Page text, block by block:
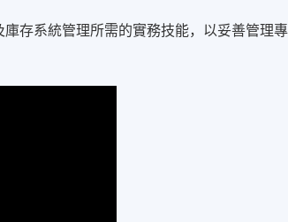
存系統管理所需的實務技能，以妥善管理專